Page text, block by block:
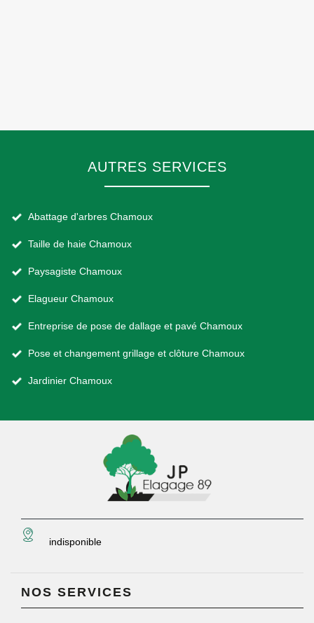
AUTRES SERVICES
Abattage d'arbres Chamoux
Taille de haie Chamoux
Paysagiste Chamoux
Elagueur Chamoux
Entreprise de pose de dallage et pavé Chamoux
Pose et changement grillage et clôture Chamoux
Jardinier Chamoux
indisponible
NOS SERVICES